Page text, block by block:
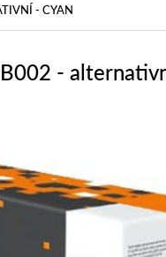
- CYAN
-